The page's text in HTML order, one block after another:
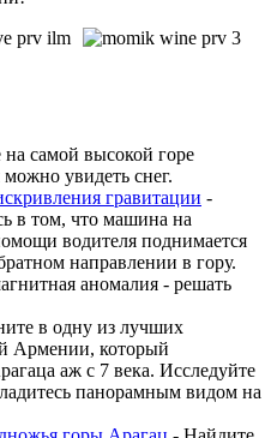
самой высокой горе
увидеть снег.
гравитации -
в том, что машина на
водителя поднимается
направлении в гору.
аномалия - решать
в одну из лучших
Армении, который
аж с 7 века. Исследуйте
панорамным видом на